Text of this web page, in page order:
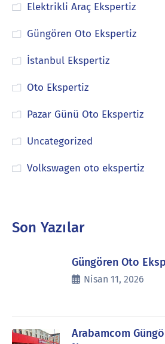
Elektrikli Araç Ekspertiz
Güngören Oto Ekspertiz
İstanbul Ekspertiz
Oto Ekspertiz
Pazar Günü Oto Ekspertiz
Uncategorized
Volkswagen oto ekspertiz
Son Yazılar
Güngören Oto
Nisan 11, 2026
Arabamcom